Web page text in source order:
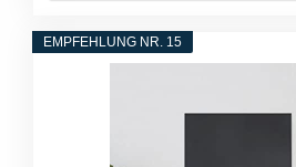
EMPFEHLUNG NR. 15